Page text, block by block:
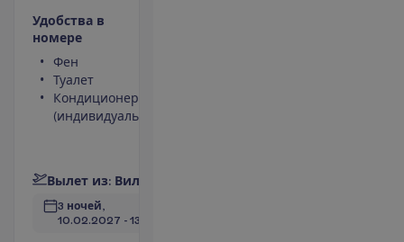
Удобства в
номере
Фен
Туалет
Кондиционер
(индивидуальный)
Вылет из: Вил
3 ночей,
10.02.2027 - 13.02.2027